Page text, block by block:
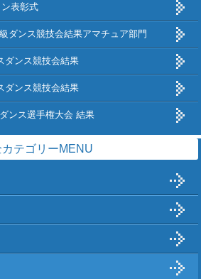
表彰式
ダンス競技会結果アマチュア部門
ダンス競技会結果
ダンス競技会結果
ンス選手権大会 結果
カテゴリーMENU